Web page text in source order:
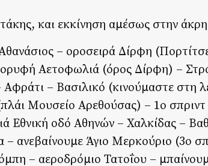
και εκκίνηση αμέσως στην
– οροσειρά Δίρφη
Αετοφωλιά (όρος Δίρφη) –
– Βασιλικό (κινούμαστε στη
Μουσείο Αρεθούσας) – 1ο σπριντ
Εθνική οδό Αθηνών – Χαλκίδας –
ανεβαίνουμε Άγιο Μερκούριο (3ο
– αεροδρόμιο Τατοΐου –